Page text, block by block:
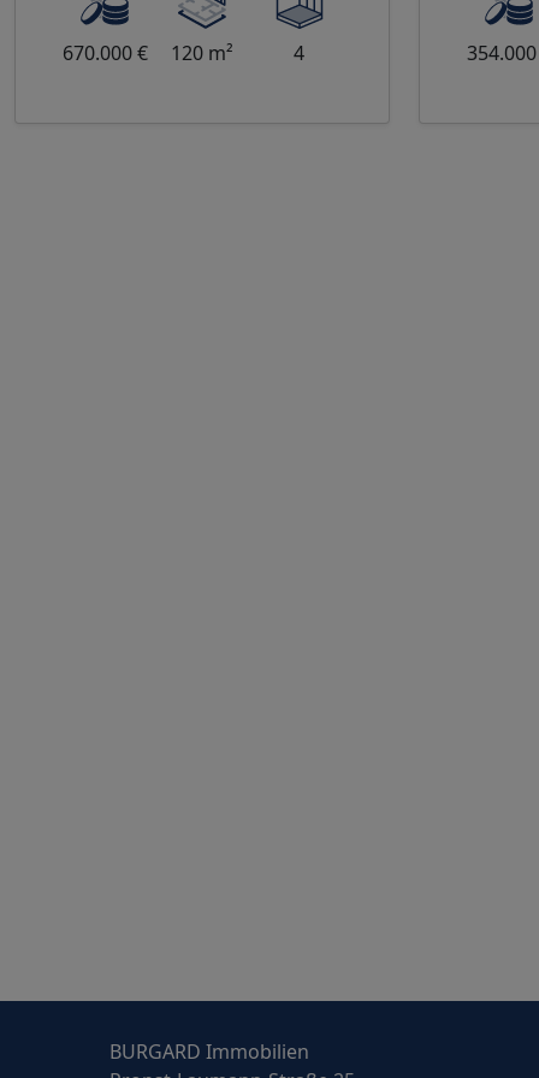
unterschiedlichen
Bedürfniss
670.000 € 120 m² 4
und
BURGARD Immobilien